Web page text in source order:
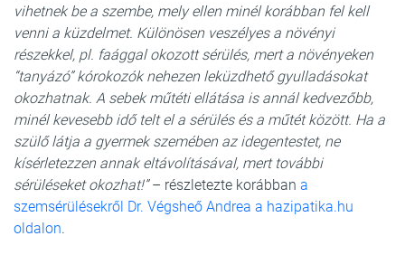
vihetnek be a szembe, mely ellen minél korábban fel kell
venni a küzdelmet. Különösen veszélyes a növényi
részekkel, pl. faággal okozott sérülés, mert a növényeken
“tanyázó” kórokozók nehezen leküzdhető gyulladásokat
okozhatnak. A sebek műtéti ellátása is annál kedvezőbb,
minél kevesebb idő telt el a sérülés és a műtét között. Ha a
szülő látja a gyermek szemében az idegentestet, ne
kísérletezzen annak eltávolításával, mert további
sérüléseket okozhat!”– részletezte korábban a
szemsérülésekről Dr. Végsheő Andrea a hazipatika.hu
oldalon.